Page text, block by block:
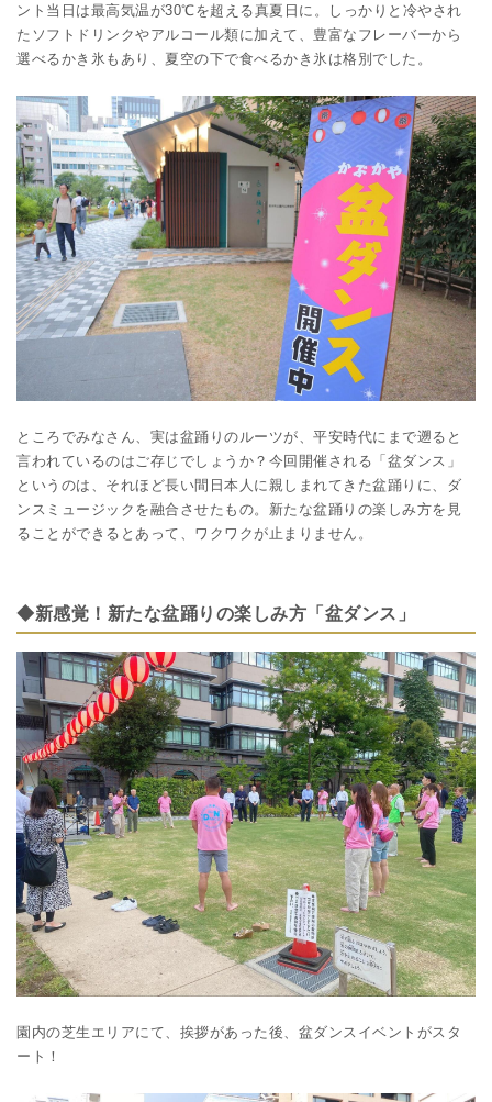
ント当日は最高気温が30℃を超える真夏日に。しっかりと冷やされ
たソフトドリンクやアルコール類に加えて、豊富なフレーバーから
選べるかき氷もあり、夏空の下で食べるかき氷は格別でした。
ところでみなさん、実は盆踊りのルーツが、平安時代にまで遡ると
言われているのはご存じでしょうか？今回開催される「盆ダンス」
というのは、それほど長い間日本人に親しまれてきた盆踊りに、ダ
ンスミュージックを融合させたもの。新たな盆踊りの楽しみ方を見
ることができるとあって、ワクワクが止まりません。
◆新感覚！新たな盆踊りの楽しみ方「盆ダンス」
園内の芝生エリアにて、挨拶があった後、盆ダンスイベントがスタ
ート！